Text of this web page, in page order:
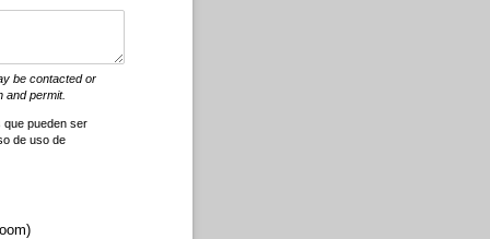
be contacted or
and permit.
que pueden ser
de uso de